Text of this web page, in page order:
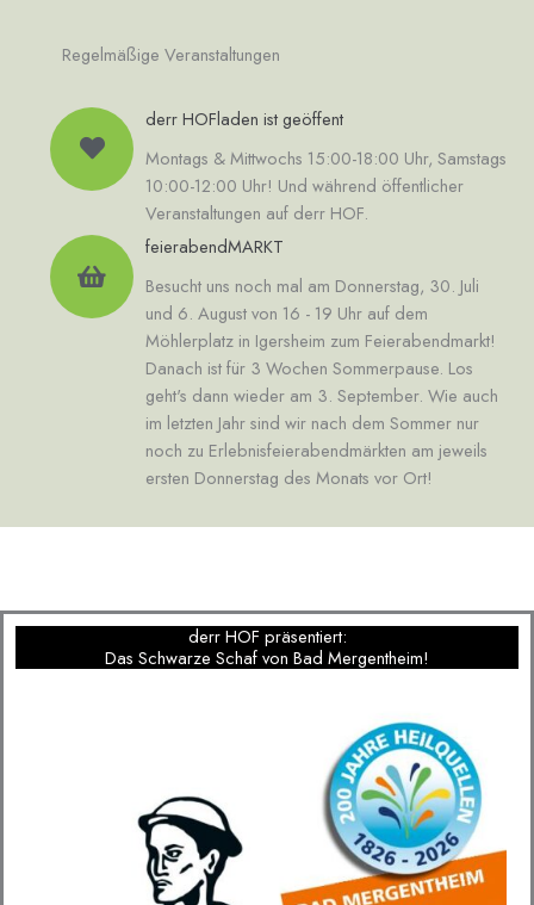
Regelmäßige Veranstaltungen
derr HOFladen ist geöffent
Montags & Mittwochs 15:00-18:00 Uhr, Samstags
10:00-12:00 Uhr! Und während öffentlicher
Veranstaltungen auf derr HOF.
feierabendMARKT
Besucht uns noch mal am Donnerstag, 30. Juli
und 6. August von 16 - 19 Uhr auf dem
Möhlerplatz in Igersheim zum Feierabendmarkt!
Danach ist für 3 Wochen Sommerpause. Los
geht's dann wieder am 3. September. Wie auch
im letzten Jahr sind wir nach dem Sommer nur
noch zu Erlebnisfeierabendmärkten am jeweils
ersten Donnerstag des Monats vor Ort!
derr HOF präsentiert:
Das Schwarze Schaf von Bad Mergentheim!